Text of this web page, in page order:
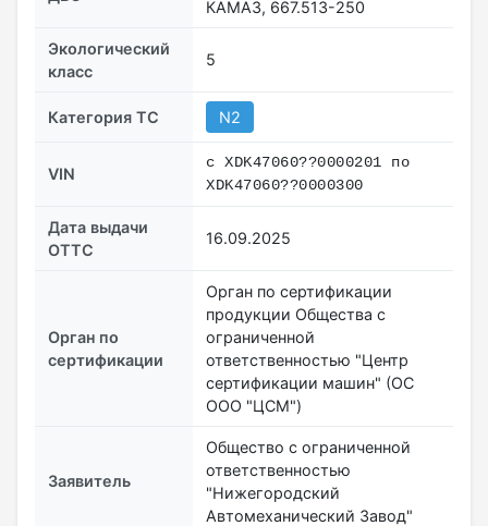
КАМАЗ, 667.513-250
Экологический
класс
5
Категория ТС N2
VIN
с XDK47060??0000201 по
XDK47060??0000300
Дата выдачи
ОТТС
16.09.2025
Орган по
сертификации
Орган по сертификации
продукции Общества с
ограниченной
ответственностью "Центр
сертификации машин" (ОС
ООО "ЦСМ")
Заявитель
Общество с ограниченной
ответственностью
"Нижегородский
Автомеханический Завод"